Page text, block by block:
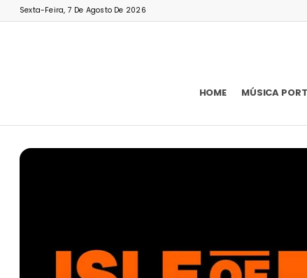
Sexta-Feira, 7 De Agosto De 2026
HOME MÚSICA